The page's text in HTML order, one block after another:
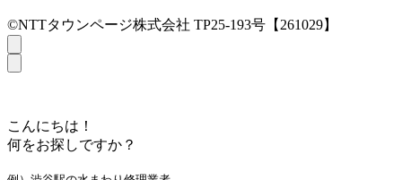
©NTTタウンページ株式会社 TP25-193号【261029】
こんにちは！
何をお探しですか？